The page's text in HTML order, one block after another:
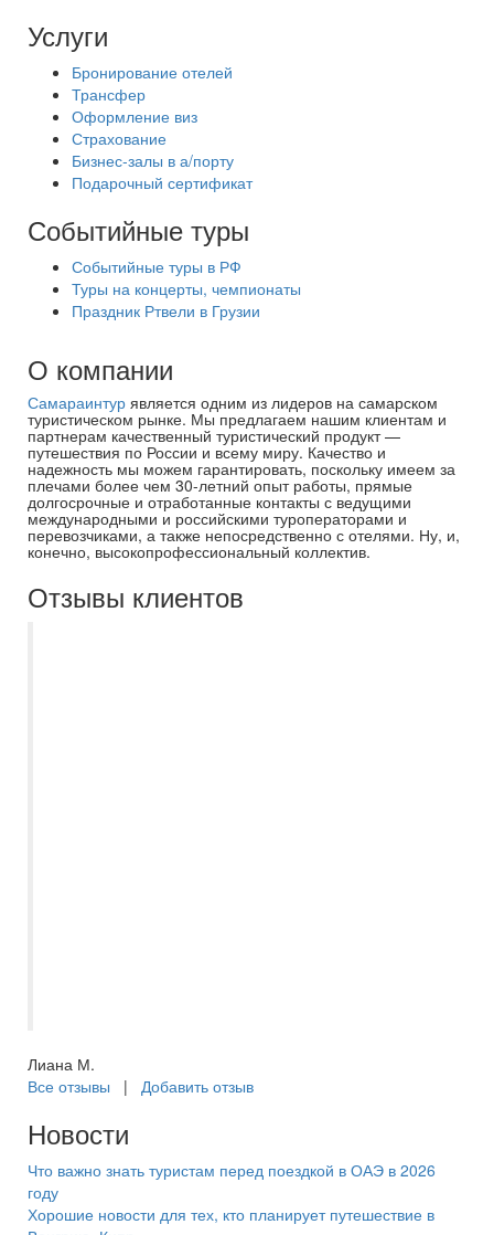
Услуги
Бронирование отелей
Трансфер
Оформление виз
Страхование
Бизнес-залы в а/порту
Подарочный сертификат
Событийные туры
Событийные туры в РФ
Туры на концерты, чемпионаты
Праздник Ртвели в Грузии
О компании
Самараинтур является одним из лидеров на самарском
туристическом рынке. Мы предлагаем нашим клиентам и
партнерам качественный туристический продукт —
путешествия по России и всему миру. Качество и
надежность мы можем гарантировать, поскольку имеем за
плечами более чем 30-летний опыт работы, прямые
долгосрочные и отработанные контакты с ведущими
международными и российскими туроператорами и
перевозчиками, а также непосредственно с отелями. Ну, и,
конечно, высокопрофессиональный коллектив.
Отзывы клиентов
Лиана М.
Все отзывы | Добавить отзыв
Новости
Что важно знать туристам перед поездкой в ОАЭ в 2026
году
Хорошие новости для тех, кто планирует путешествие в